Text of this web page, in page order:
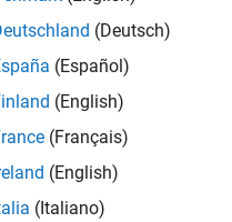
parámetros a funciones S.
parámetros en tiempo de
todo
(Deutsch)
(Español)
(English)
(Français)
(English)
(Italiano)